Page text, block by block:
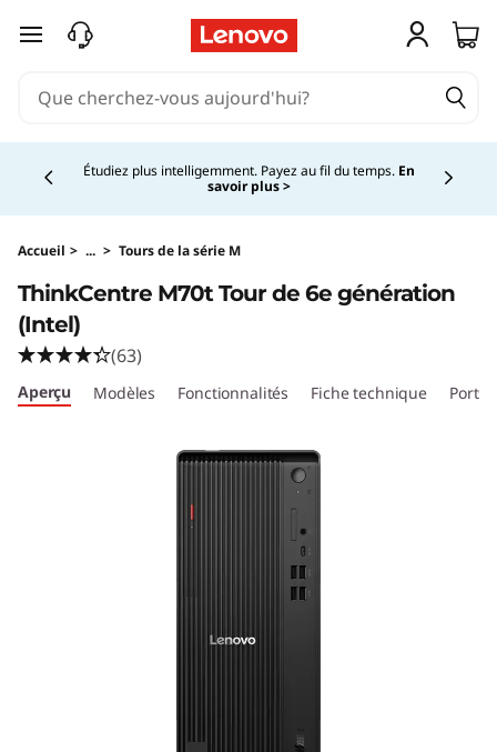
passer au contenu principal
Étudiez plus intelligemment. Payez au fil du temps. En
savoir plus >
Accueil > ... > Tours de la série M
ThinkCentre M70t Tour de 6e génération
(Intel)
(63)
Aperçu Modèles Fonctionnalités Fiche technique Ports